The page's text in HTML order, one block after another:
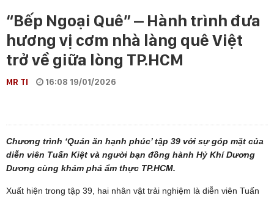
“Bếp Ngoại Quê” – Hành trình đưa
hương vị cơm nhà làng quê Việt
trở về giữa lòng TP.HCM
MR TI 16:08 19/01/2026
Chương trình ‘Quán ăn hạnh phúc’ tập 39 với sự góp mặt của
diễn viên Tuấn Kiệt và người bạn đồng hành Hỷ Khí Dương
Dương cùng khám phá ẩm thực TP.HCM.
Xuất hiện trong tập 39, hai nhân vật trải nghiệm là diễn viên Tuấn